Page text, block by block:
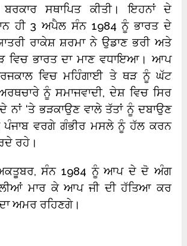
ਸਥਾਪਿਤ ਕੀਤੀ। ਇਹਨਾਂ ਦੇ
ਹੀ 3 ਅਪੈਲ ਸੰਨ 1984 ਨੂੰ ਭਾਰਤ ਦੇ
ਰਾਕੇਸ਼ ਸ਼ਰਮਾ ਨੇ ਉਡਾਣ ਭਰੀ ਅਤੇ
ਵਿਚ ਭਾਰਤ ਦਾ ਮਾਣ ਵਧਾਇਆ। ਆਪ
ਵਿਚ ਮਹਿੰਗਾਈ ਤੇ ਥੜ ਨੂੰ ਘੱਟ
ਨੂੰ ਸਮਾਜਵਾਦੀ, ਦੇਸ਼ ਵਿਚ ਸਿਰ
‘ਤੇ ਭੜਕਾਉਣ ਵਾਲੇ ਤੱਤਾਂ ਨੂੰ ਦਬਾਉਣ
ਵਰਗੇ ਗੰਭੀਰ ਮਸਲੇ ਨੂੰ ਹੱਲ ਕਰਨ
ਰਹੇ।
ਸੰਨ 1984 ਨੂੰ ਆਪ ਦੇ ਦੋ ਅੰਗ
ਮਾਰ ਕੇ ਆਪ ਜੀ ਦੀ ਹੱਤਿਆ ਕਰ
ਅਮਰ ਰਹਿਣਗੇ।